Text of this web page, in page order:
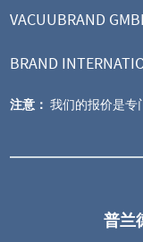
极限真空 70 mbar
VACUUBRAND
BRAND
注意： 我们的报价是专
普兰